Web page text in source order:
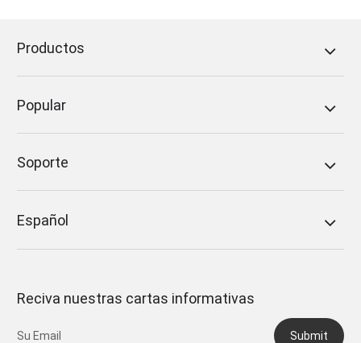
Productos
Popular
Soporte
Español
Reciva nuestras cartas informativas
Submit